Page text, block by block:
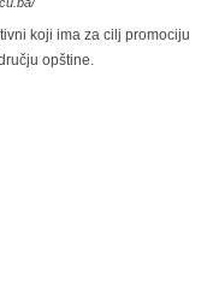
koji ima za cilj promociju
opštine.